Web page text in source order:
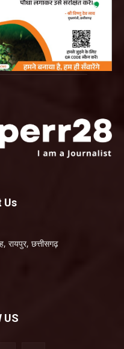
Us
रायपुर, छत्तीसगढ़
US